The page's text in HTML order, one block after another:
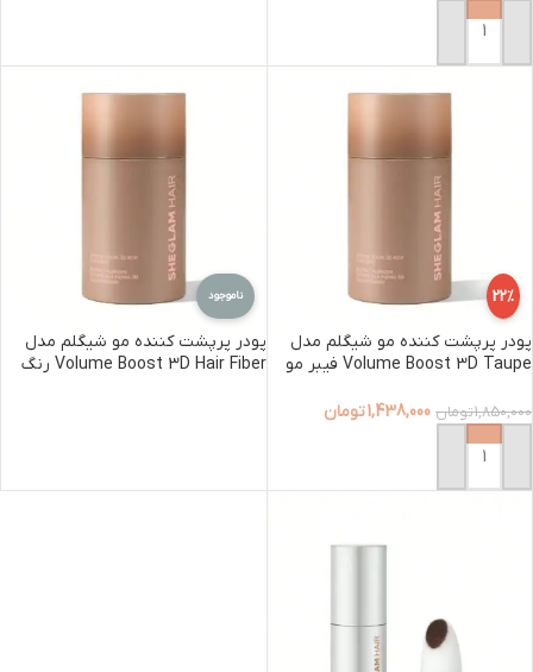
افزودن به سبد خرید
22%
پودر پرپشت کننده مو شیگلم مدل
Volume Boost 3D Taupe فیبر مو
1,850,000تومان 1,438,000تومان
افزودن به سبد خرید
ناموجود
پودر پرپشت کننده مو شیگلم مدل
Volume Boost 3D Hair Fiber رنگ